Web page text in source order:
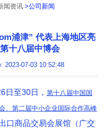
闻资讯 >公司新闻
浦津” 代表上海地区亮
十八届中博会
2023-07-03 10:52:48
日至30日， 第十八届中国国
、第二届中小企业国际合作高峰
口商品交易会展馆（广交